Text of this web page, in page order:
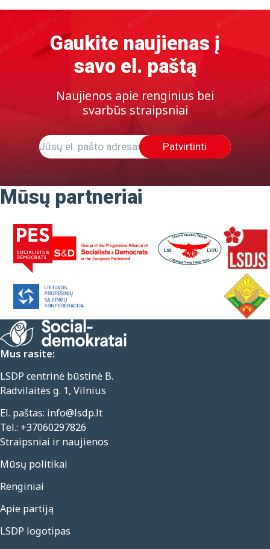
Gaukite naujienas į
savo el. paštą
Naujienos apie renginius bei
svarbūs straipsniai
Patvirtinti
Mūsų partneriai
Mus rasite:
LSDP centrinė būstinė B.
Radvilaitės g. 1, Vilnius
El. paštas: info@lsdp.lt
Tel.: +37060297826
Straipsniai ir naujienos
Mūsų politikai
Renginiai
Apie partiją
LSDP logotipas